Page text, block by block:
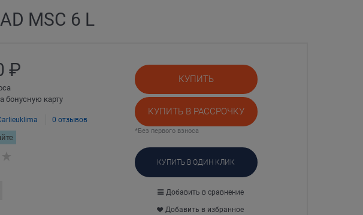
MSC 6 L
₽
бонусную карту
0 отзывов
КУПИТЬ
КУПИТЬ В РАССРОЧКУ
*Без первого взноса
КУПИТЬ В ОДИН КЛИК
Добавить в сравнение
Добавить в избранное